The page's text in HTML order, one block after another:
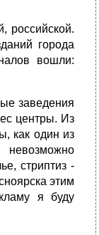
российской.
города
вошли:
заведения
центры. Из
как один из
стриптиз -
этим
я буду